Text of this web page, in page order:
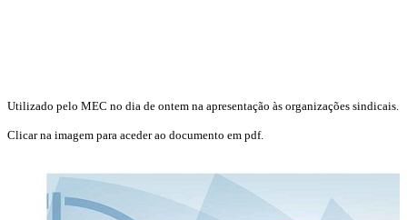
Utilizado pelo MEC no dia de ontem na apresentação às organizações sindicais.
Clicar na imagem para aceder ao documento em pdf.